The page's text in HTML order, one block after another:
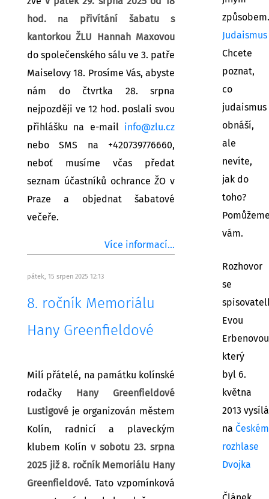
hod. na přivítání šabatu s
kantorkou ŽLU Hannah Maxovou
do společenského sálu ve 3. patře
Maiselovy 18. Prosíme Vás, abyste
nám do čtvrtka 28. srpna
nejpozději ve 12 hod. poslali svou
přihlášku na e-mail info@zlu.cz
nebo SMS na +420739776660,
neboť musíme včas předat
seznam účastníků ochrance ŽO v
Praze a objednat šabatové
večeře.
Více informací...
pátek, 15 srpen 2025 12:13
8. ročník Memoriálu
Hany Greenfieldové
Milí přátelé, na památku kolínské
rodačky
Hany Greenfieldové
Lustigové je organizován městem
Kolín, radnicí a plaveckým
klubem Kolín v sobotu 23. srpna
2025 již 8. ročník Memoriálu Hany
Greenfieldové. Tato vzpomínková
způsobem.
Judaismus
Chcete
poznat,
co
judaismus
obnáší,
ale
nevíte,
jak do
toho?
vám.
Rozhovor
se
Evou
který
byl 6.
května
2013
na Českém
rozhlase
Dvojka